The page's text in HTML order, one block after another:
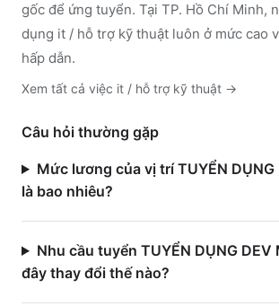
gốc để ứng tuyển. Tại TP. Hồ Chí Minh,
dụng it / hỗ trợ kỹ thuật luôn ở mức cao
hấp dẫn.
Xem tất cả việc it / hỗ trợ kỹ thuật →
Câu hỏi thường gặp
Mức lương của vị trí TUYỂN DỤNG
là bao nhiêu?
Nhu cầu tuyển TUYỂN DỤNG DEV
đây thay đổi thế nào?